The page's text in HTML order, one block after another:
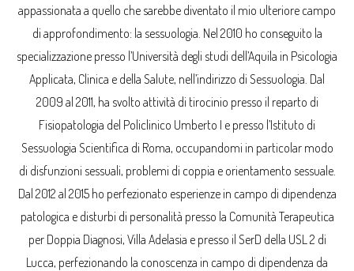
appassionata a quello che sarebbe diventato il mio ulteriore campo
di approfondimento: la sessuologia. Nel 2010 ho conseguito la
specializzazione presso l’Università degli studi dell’Aquila in Psicologia
Applicata, Clinica e della Salute, nell’indirizzo di Sessuologia. Dal
2009 al 2011, ha svolto attività di tirocinio presso il reparto di
Fisiopatologia del Policlinico Umberto I e presso l’Istituto di
Sessuologia Scientifica di Roma, occupandomi in particolar modo
di disfunzioni sessuali, problemi di coppia e orientamento sessuale.
Dal 2012 al 2015 ho perfezionato esperienze in campo di dipendenza
patologica e disturbi di personalità presso la Comunità Terapeutica
per Doppia Diagnosi, Villa Adelasia e presso il SerD della USL 2 di
Lucca, perfezionando la conoscenza in campo di dipendenza da